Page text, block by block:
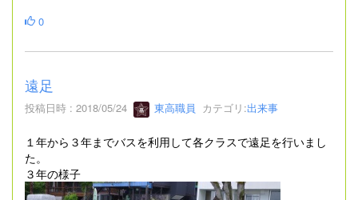
0
遠足
投稿日時 : 2018/05/24 東高職員 カテゴリ:出来事
１年から３年までバスを利用して各クラスで遠足を行いまし
た。
３年の様子